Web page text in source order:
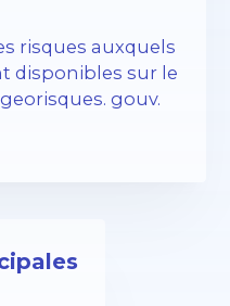
risques auxquels
disponibles sur le
gouv.